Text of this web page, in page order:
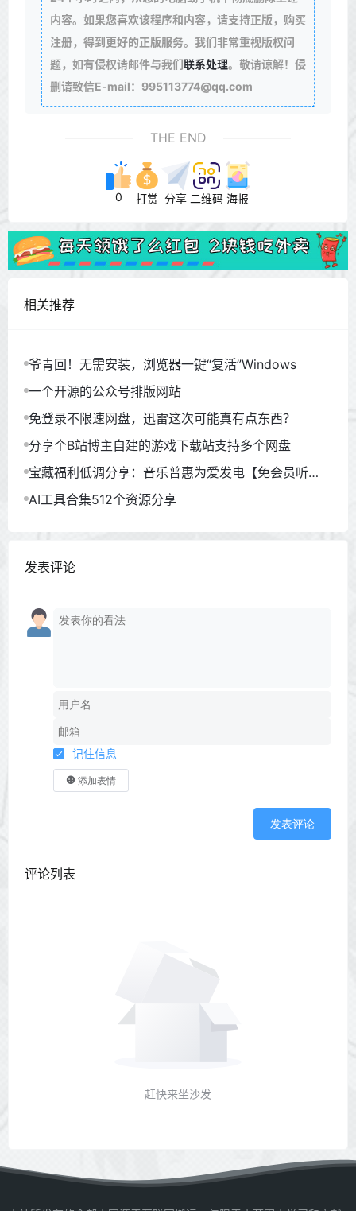
内容。如果您喜欢该程序和内容，请支持正版，购买
注册，得到更好的正版服务。我们非常重视版权问
题，如有侵权请邮件与我们联系处理。敬请谅解！侵
删请致信E-mail：995113774@qq.com
THE END
0 打赏 分享 二维码 海报
相关推荐
爷青回！无需安装，浏览器一键“复活”Windows
一个开源的公众号排版网站
免登录不限速网盘，迅雷这次可能真有点东西？
分享个B站博主自建的游戏下载站支持多个网盘
宝藏福利低调分享：音乐普惠为爱发电【免会员听
歌】
AI工具合集512个资源分享
发表评论
记住信息
添加表情
发表评论
评论列表
赶快来坐沙发